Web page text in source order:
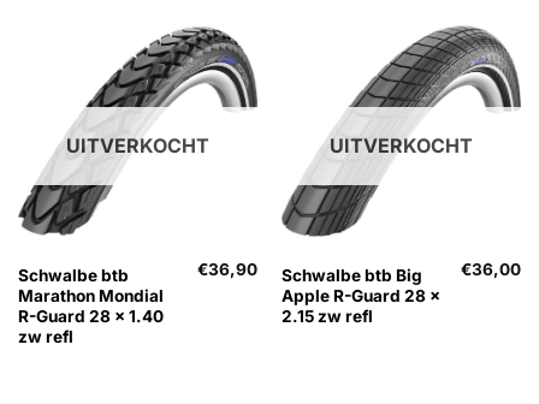
UITVERKOCHT
Schwalbe btb
Marathon Mondial
R-Guard 28 x 1.40
zw refl
€36,90
UITVERKOCHT
Schwalbe btb Big
Apple R-Guard 28 x
2.15 zw refl
€36,00